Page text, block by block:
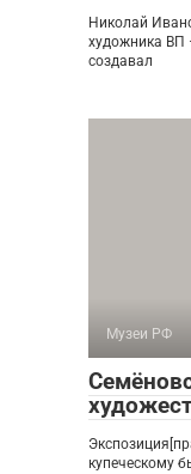
Николай
художника ВП
создавал
Музеи РФ
купеческому